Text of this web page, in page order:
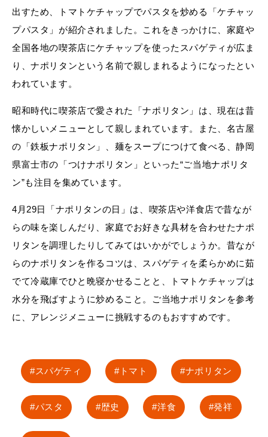
出すため、トマトケチャップでパスタを炒める「ケチャッ
プパスタ」が紹介されました。これをきっかけに、家庭や
全国各地の喫茶店にケチャップを使ったスパゲティが広ま
り、ナポリタンという名前で親しまれるようになったとい
われています。
昭和時代に喫茶店で愛された「ナポリタン」は、現在は昔
懐かしいメニューとして親しまれています。また、名古屋
の「鉄板ナポリタン」、麺をスープにつけて食べる、静岡
県富士市の「つけナポリタン」といった“ご当地ナポリタ
ン”も注目を集めています。
4月29日「ナポリタンの日」は、喫茶店や洋食店で昔なが
らの味を楽しんだり、家庭でお好きな具材を合わせたナポ
リタンを調理したりしてみてはいかがでしょうか。昔なが
らのナポリタンを作るコツは、スパゲティを柔らかめに茹
でて冷蔵庫でひと晩寝かせることと、トマトケチャップは
水分を飛ばすように炒めること。ご当地ナポリタンを参考
に、アレンジメニューに挑戦するのもおすすめです。
スパゲティ トマト ナポリタン
パスタ 歴史 洋食 発祥